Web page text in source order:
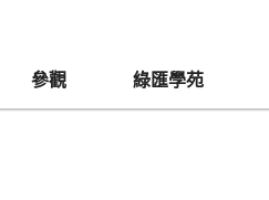
參觀 綠匯學苑